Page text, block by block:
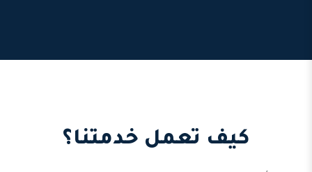
كيف تعمل خدمتنا؟